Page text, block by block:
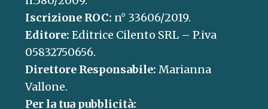
Iscrizione ROC: n° 33606/2019.
Editore: Editrice Cilento SRL – P.iva
05832750656.
Direttore Responsabile: Marianna
Vallone.
Per la tua pubblicità: